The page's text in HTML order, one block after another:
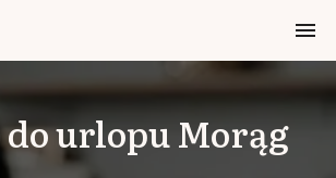
do urlopuMorąg